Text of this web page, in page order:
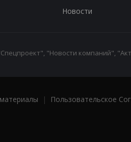
Новости
"Новости компаний",
| Пользовательское